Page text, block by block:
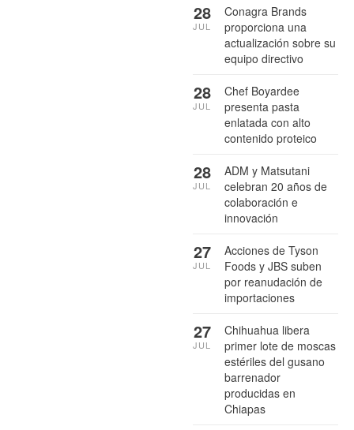
Conagra Brands
proporciona una
actualización sobre su
equipo directivo
28
JUL
Chef Boyardee
presenta pasta
enlatada con alto
contenido proteico
28
JUL
ADM y Matsutani
celebran 20 años de
colaboración e
innovación
28
JUL
Acciones de Tyson
Foods y JBS suben
por reanudación de
importaciones
27
JUL
Chihuahua libera
primer lote de moscas
estériles del gusano
barrenador
producidas en
Chiapas
27
JUL